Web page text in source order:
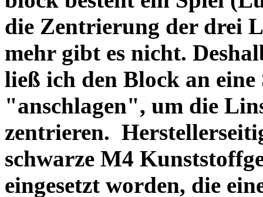
die Zentrierung der drei
mehr gibt es nicht.
ließ ich den Block an eine
"anschlagen", um die
zentrieren.
schwarze M4
eingesetzt worden, die